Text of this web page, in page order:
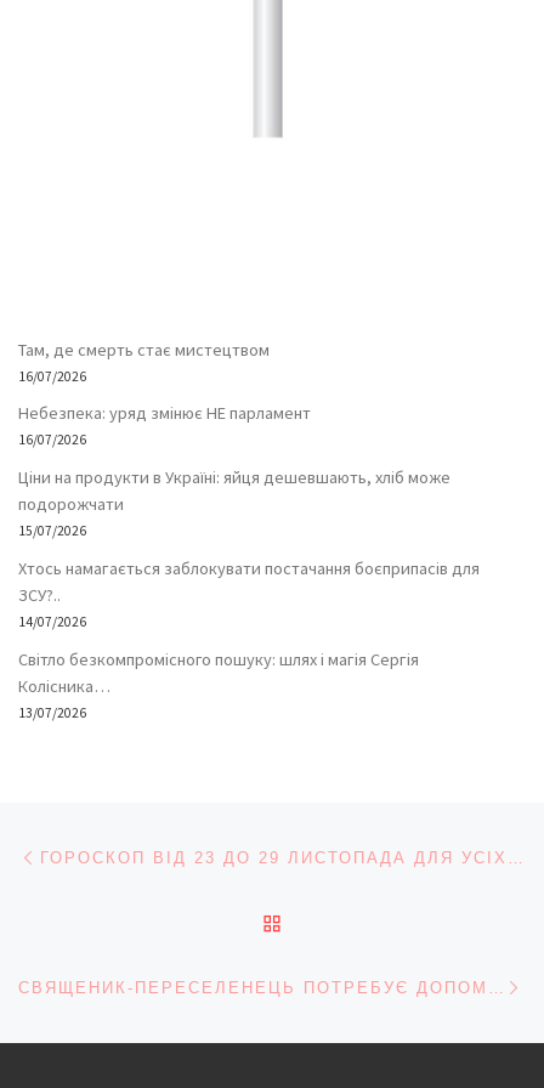
Там, де смерть стає мистецтвом
16/07/2026
Небезпека: уряд змінює НЕ парламент
16/07/2026
Ціни на продукти в Україні: яйця дешевшають, хліб може
подорожчати
15/07/2026
Хтось намагається заблокувати постачання боєприпасів для
ЗСУ?..
14/07/2026
Світло безкомпромісного пошуку: шлях і магія Сергія
Колісника…
13/07/2026
Навігація записів